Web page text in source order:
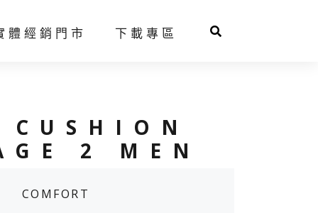
體經銷門市 下載專區
CUSHION
2 MEN
COMFORT